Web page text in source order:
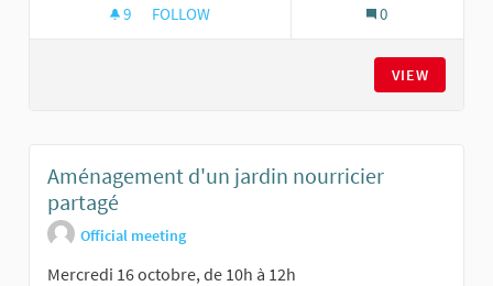
9 9 FOLLOWERS
FOLLOW 0
VIEW
Aménagement d'un jardin nourricier
partagé
Official meeting
Mercredi 16 octobre, de 10h à 12h